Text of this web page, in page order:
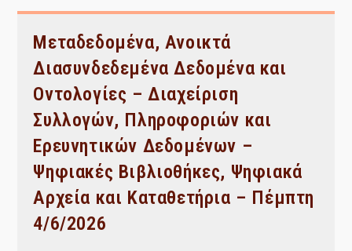
Αρχείων”-“Ιστορία
Είδη
Βιβλιοθηκών”-
Ανακοινώσεις
Μεταδεδομένα, Ανοικτά
Διασυνδεδεμένα Δεδομένα και
Οντολογίες – Διαχείριση
Συλλογών, Πληροφοριών και
Ερευνητικών Δεδομένων –
Ψηφιακές Βιβλιοθήκες, Ψηφιακά
Αρχεία και Καταθετήρια – Πέμπτη
4/6/2026